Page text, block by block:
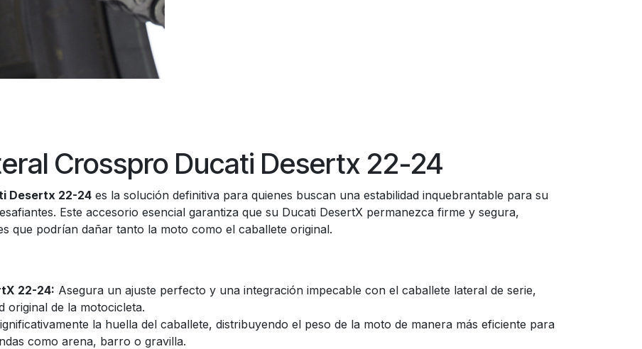
Crosspro Ducati Desertx 22-24
Desertx 22-24 es la solución definitiva para quienes buscan una estabilidad inquebrantable para su
Este accesorio esencial garantiza que su Ducati DesertX permanezca firme y segura,
que podrían dañar tanto la moto como el caballete original.
22-24: Asegura un ajuste perfecto y una integración impecable con el caballete lateral de serie,
original de la motocicleta.
la huella del caballete, distribuyendo el peso de la moto de manera más eficiente para
como arena, barro o gravilla.